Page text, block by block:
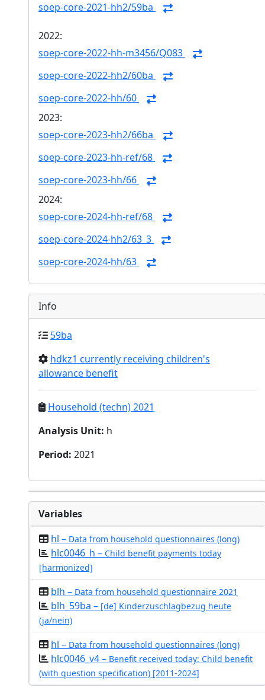
soep-core-2021-hh2/59ba
2022:
soep-core-2022-hh-m3456/Q083
soep-core-2022-hh2/60ba
soep-core-2022-hh/60
2023:
soep-core-2023-hh2/66ba
soep-core-2023-hh-ref/68
soep-core-2023-hh/66
2024:
soep-core-2024-hh-ref/68
soep-core-2024-hh2/63_3
soep-core-2024-hh/63
Info
59ba
hdkz1 currently receiving children's
allowance benefit
Household (techn) 2021
Analysis Unit: h
Period: 2021
Variables
hl – Data from household questionnaires (long)
hlc0046_h – Child benefit payments today
[harmonized]
blh – Data from household questionnaire 2021
blh_59ba – [de] Kinderzuschlagbezug heute
(ja/nein)
hl – Data from household questionnaires (long)
hlc0046_v4 – Benefit received today: Child benefit
(with question specification) [2011-2024]